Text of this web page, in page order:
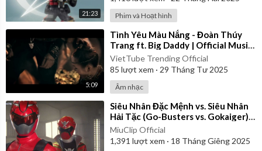
21:23 Phim và Hoạt hình
5:09
⁣Tình Yêu Màu Nắng - Đoàn Thúy
Trang ft. Big Daddy | Official Music
Video
VietTube Trending Official
85 lượt xem · 29 Tháng Tư 2025
Âm nhạc
⁣Siêu Nhân Đặc Mệnh vs. Siêu Nhân
Hải Tặc (Go-Busters vs. Gokaiger) |
Vietsub
MiuClip Official
1,391 lượt xem · 18 Tháng Giêng 2025